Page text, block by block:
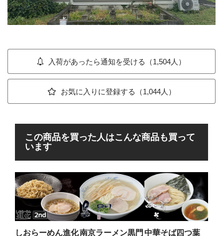
入荷があったら通知を受ける（1,504人）
お気に入りに登録する（1,044人）
この商品を買った人はこんな商品も買って
います
しおらーめん進化南京ラーメン黒門 中華そば四つ葉